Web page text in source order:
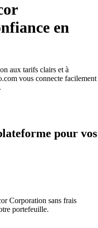
en
aux tarifs clairs et à
vous connecte facilement
pour vos
Corporation sans frais
portefeuille.